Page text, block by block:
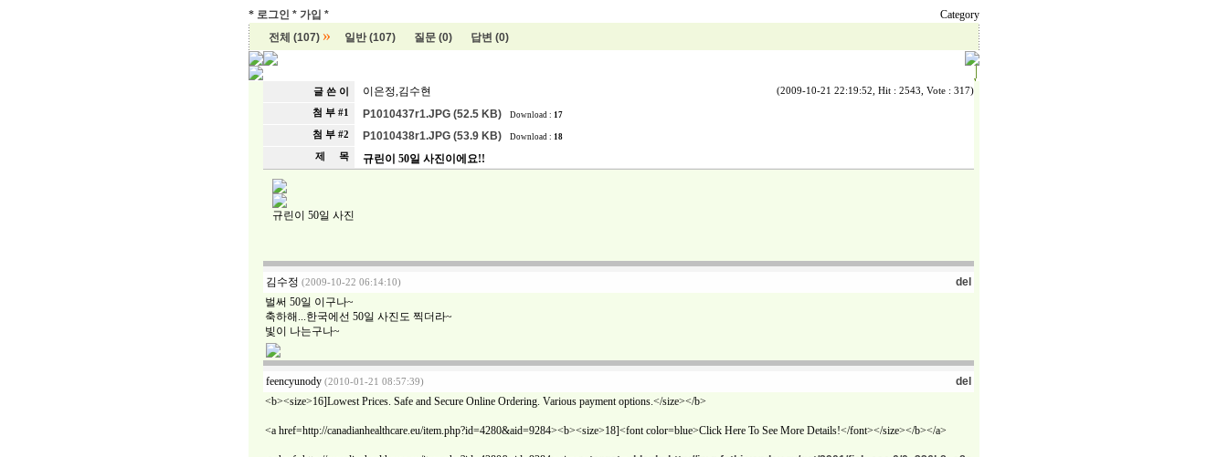
* 로그인 * 가입 *
Category
전체 (107) » 일반 (107) 질문 (0) 답변 (0)
글 쓴 이 이은정,김수현 (2009-10-21 22:19:52, Hit : 2543, Vote : 317)
첨 부 #1 P1010437r1.JPG (52.5 KB) Download : 17
첨 부 #2 P1010438r1.JPG (53.9 KB) Download : 18
제 목 규린이 50일 사진이에요!!
규린이 50일 사진
김수정 (2009-10-22 06:14:10)
del
벌써 50일 이구나~
축하해...한국에선 50일 사진도 찍더라~
빛이 나는구나~
feencyunody (2010-01-21 08:57:39)
del
<b><size>16]Lowest Prices. Safe and Secure Online Ordering. Various payment options.</size></b>
<a href=http://canadianhealthcare.eu/item.php?id=4280&aid=9284><b><size>18]<font color=blue>Click Here To See More Details!</font></size></b></a>